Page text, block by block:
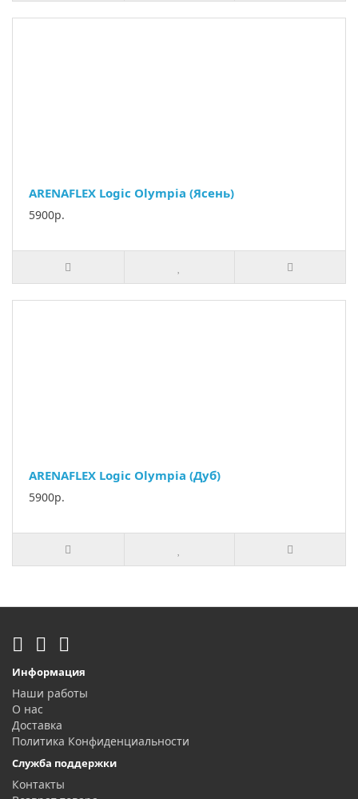
ARENAFLEX Logic Olympia (Ясень)
5900р.
ARENAFLEX Logic Olympia (Дуб)
5900р.
Информация
Наши работы
О нас
Доставка
Политика Конфиденциальности
Служба поддержки
Контакты